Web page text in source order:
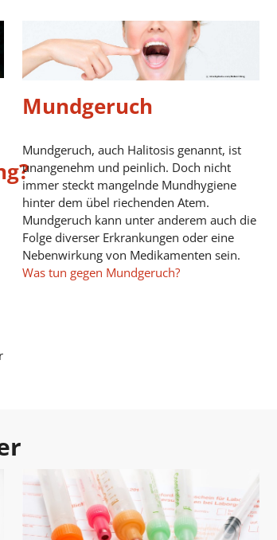
Mundgeruch
Mundgeruch, auch Halitosis genannt, ist
unangenehm und peinlich. Doch nicht
immer steckt mangelnde Mundhygiene
hinter dem übel riechenden Atem.
Mundgeruch kann unter anderem auch die
Folge diverser Erkrankungen oder eine
Nebenwirkung von Medikamenten sein.
Was tun gegen Mundgeruch?